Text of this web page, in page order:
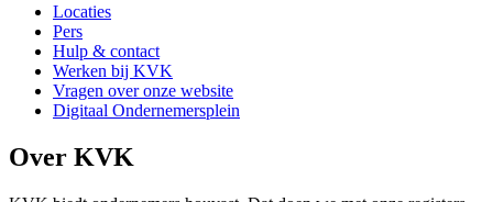
Locaties
Pers
Hulp & contact
Werken bij KVK
Vragen over onze website
Digitaal Ondernemersplein
Over KVK